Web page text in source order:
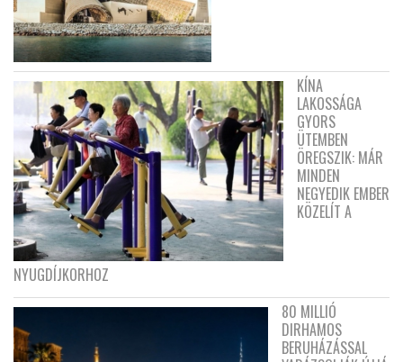
KÍNA
LAKOSSÁGA
GYORS
ÜTEMBEN
ÖREGSZIK: MÁR
MINDEN
NEGYEDIK EMBER
KÖZELÍT A
NYUGDÍJKORHOZ
80 MILLIÓ
DIRHAMOS
BERUHÁZÁSSAL